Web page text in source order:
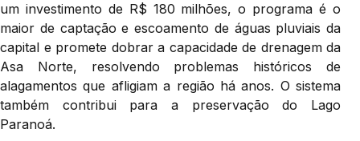
um investimento de R$ 180 milhões, o programa é o
maior de captação e escoamento de águas pluviais da
capital e promete dobrar a capacidade de drenagem da
Asa Norte, resolvendo problemas históricos de
alagamentos que afligiam a região há anos. O sistema
também contribui para a preservação do Lago
Paranoá.